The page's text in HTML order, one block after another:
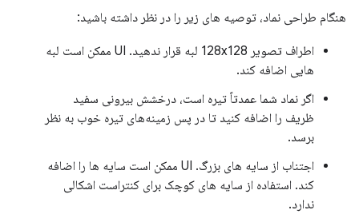
هنگام طراحی نماد، توصیه های زیر را در نظر داشته باشید:
اطراف تصویر 128x128 لبه قرار ندهید. UI ممکن است لبه
هایی اضافه کند.
اگر نماد شما عمدتاً تیره است، درخشش بیرونی سفید
ظریف را اضافه کنید تا در پس زمینه‌های تیره خوب به نظر
برسد.
اجتناب از سایه های بزرگ. UI ممکن است سایه ها را اضافه
کند. استفاده از سایه های کوچک برای کنتراست اشکالی
ندارد.